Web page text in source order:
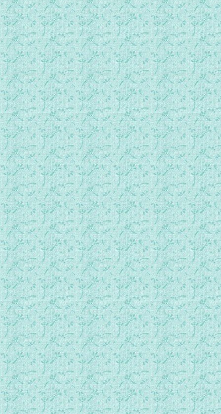
076.常年期第11周星期六日间祷.mp3
077.常年期第12周星期日日间祷.mp3
078.常年期第12周星期一日间祷.mp3
079.常年期第12周星期二日间祷.mp3
080.常年期第12周星期三日间祷.mp3
081.常年期第12周星期四日间祷.mp3
082.常年期第12周星期五日间祷.mp3
083.常年期第12周星期六日间祷.mp3
084.常年期第13周星期日日间祷.mp3
085.常年期第13周星期一日间祷.mp3
086.常年期第13周星期二日间祷.mp3
087.常年期第13周星期三日间祷.mp3
088.常年期第13周星期四日间祷.mp3
089.常年期第13周星期五日间祷.mp3
090.常年期第13周星期六日间祷.mp3